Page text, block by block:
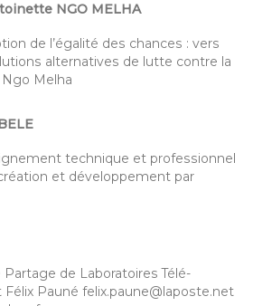
NGO MELHA
de l’égalité des chances : vers
alternatives de lutte contre la
Melha
technique et professionnel
et développement par
de Laboratoires Télé-
Pauné felix.paune@laposte.net